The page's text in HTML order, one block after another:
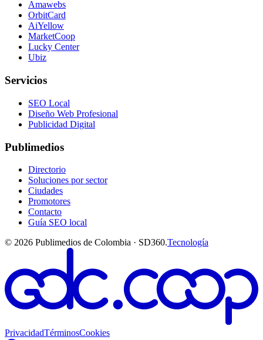
Amawebs
OrbitCard
AiYellow
MarketCoop
Lucky Center
Ubiz
Servicios
SEO Local
Diseño Web Profesional
Publicidad Digital
Publimedios
Directorio
Soluciones por sector
Ciudades
Promotores
Contacto
Guía SEO local
© 2026 Publimedios de Colombia · SD360.Tecnología
PrivacidadTérminosCookies